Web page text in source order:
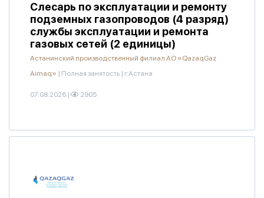
Слесарь по эксплуатации и ремонту
подземных газопроводов (4 разряд)
службы эксплуатации и ремонта
газовых сетей (2 единицы)
Астанинский производственный филиал АО «QazaqGaz
Aimaq» | Полная занятость | г.Астана
07.08.2026 | 2905